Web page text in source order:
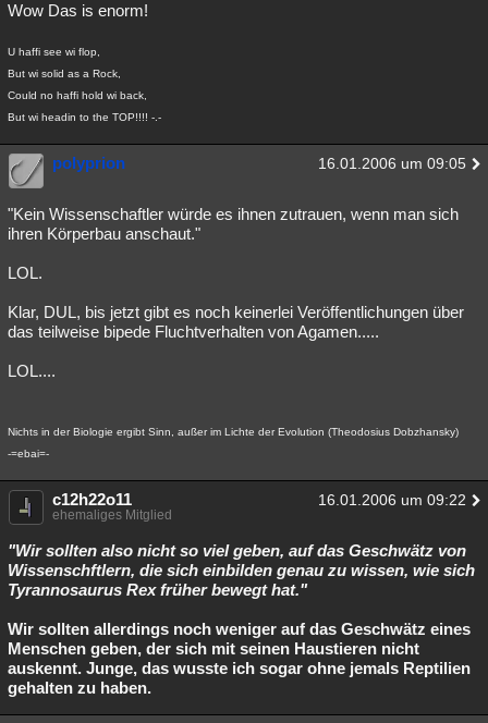
Wow Das is enorm!
U haffi see wi flop,
But wi solid as a Rock,
Could no haffi hold wi back,
But wi headin to the TOP!!!! -.-
polyprion 16.01.2006 um 09:05
"Kein Wissenschaftler würde es ihnen zutrauen, wenn man sich
ihren Körperbau anschaut."
LOL.
Klar, DUL, bis jetzt gibt es noch keinerlei Veröffentlichungen über
das teilweise bipede Fluchtverhalten von Agamen.....
LOL....
Nichts in der Biologie ergibt Sinn, außer im Lichte der Evolution (Theodosius Dobzhansky)
-=ebai=-
c12h22o11 16.01.2006 um 09:22
ehemaliges Mitglied
"Wir sollten also nicht so viel geben, auf das Geschwätz von
Wissenschftlern, die sich einbilden genau zu wissen, wie sich
Tyrannosaurus Rex früher bewegt hat."
Wir sollten allerdings noch weniger auf das Geschwätz eines
Menschen geben, der sich mit seinen Haustieren nicht
auskennt. Junge, das wusste ich sogar ohne jemals Reptilien
gehalten zu haben.